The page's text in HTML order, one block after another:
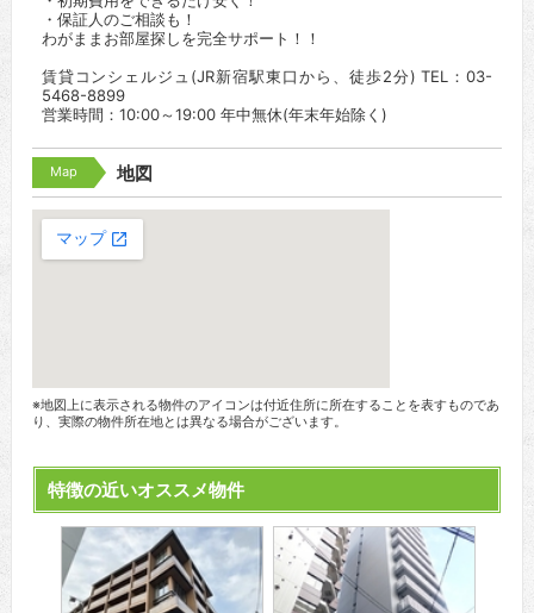
・保証人のご相談も！
わがままお部屋探しを完全サポート！！
賃貸コンシェルジュ(JR新宿駅東口から、徒歩2分) TEL：03-
5468-8899
営業時間：10:00～19:00 年中無休(年末年始除く)
Map 地図
※地図上に表示される物件のアイコンは付近住所に所在することを表すものであ
り、実際の物件所在地とは異なる場合がございます。
特徴の近いオススメ物件